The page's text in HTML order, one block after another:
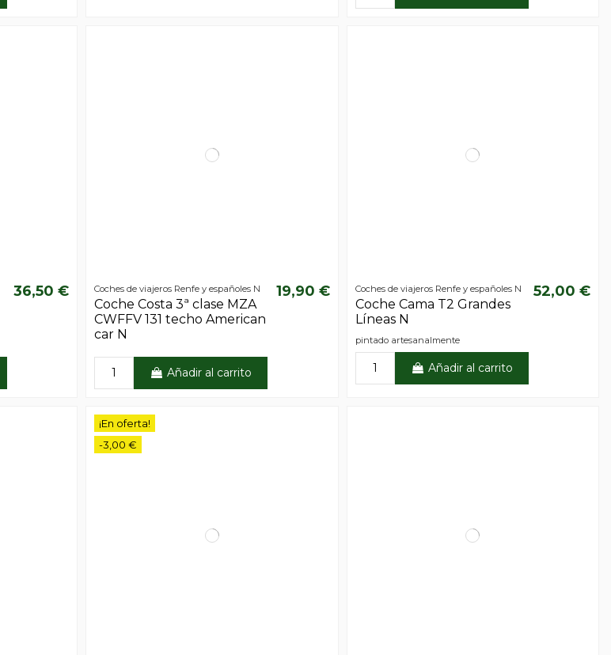
36,50 € Coches de viajeros Renfe y españoles N
Coche Costa 3ª clase MZA
CWFFV 131 techo American
car N
19,90 €
Añadir al carrito
Coches de viajeros Renfe y españoles N
Coche Cama T2 Grandes
Líneas N
52,00 €
pintado artesanalmente
Añadir al carrito
¡En oferta!
-3,00 €